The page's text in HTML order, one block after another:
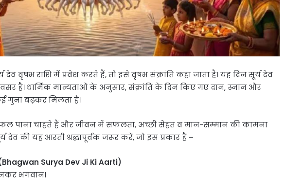
वृषभ राशि में प्रवेश करते हैं, तो इसे वृषभ संक्रांति कहा जाता है। यह दिन सूर्य देव
है। धार्मिक मान्यताओं के अनुसार, संक्रांति के दिन किए गए दान, स्नान और
बढ़कर मिलता है।
पाना चाहते हैं और जीवन में सफलता, अच्छी सेहत व मान-सम्मान की कामना
देव की यह आरती श्रद्धापूर्वक जरूर करें, जो इस प्रकार हैं –
Surya Dev Ji Ki Aarti)
भगवान।